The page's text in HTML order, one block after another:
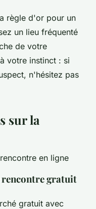
règle d'or pour un
un lieu fréquenté
de votre
votre instinct : si
n'hésitez pas
sur la
rencontre gratuit
gratuit avec